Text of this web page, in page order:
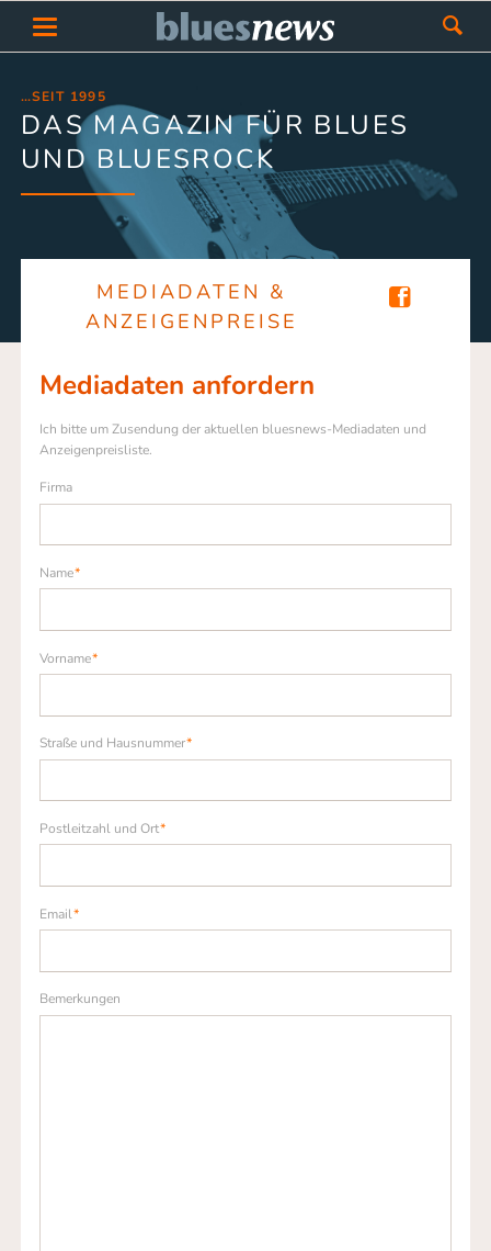
…SEIT 1995
DAS MAGAZIN FÜR BLUES
UND BLUESROCK
MEDIADATEN &
ANZEIGENPREISE
Mediadaten anfordern
Ich bitte um Zusendung der aktuellen bluesnews-Mediadaten und
Anzeigenpreisliste.
Firma
Pflichtfeld
Name*
Pflichtfeld
Vorname*
Pflichtfeld
Straße und Hausnummer*
Pflichtfeld
Postleitzahl und Ort*
Pflichtfeld
Email*
Bemerkungen